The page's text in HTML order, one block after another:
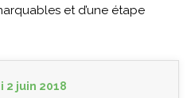
et d’une étape
2 juin 2018